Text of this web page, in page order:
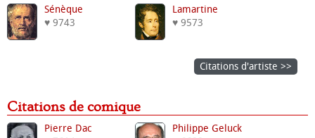
Sénèque
♥ 9743
Lamartine
♥ 9573
Citations d'artiste >>
Citations de comique
Pierre Dac
Philippe Geluck